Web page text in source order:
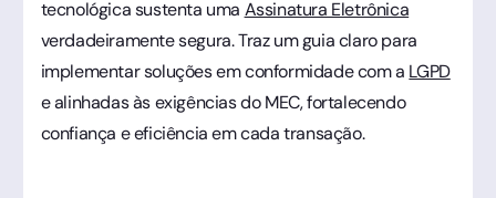
tecnológica sustenta uma Assinatura Eletrônica
verdadeiramente segura. Traz um guia claro para
implementar soluções em conformidade com a LGPD
e alinhadas às exigências do MEC, fortalecendo
confiança e eficiência em cada transação.